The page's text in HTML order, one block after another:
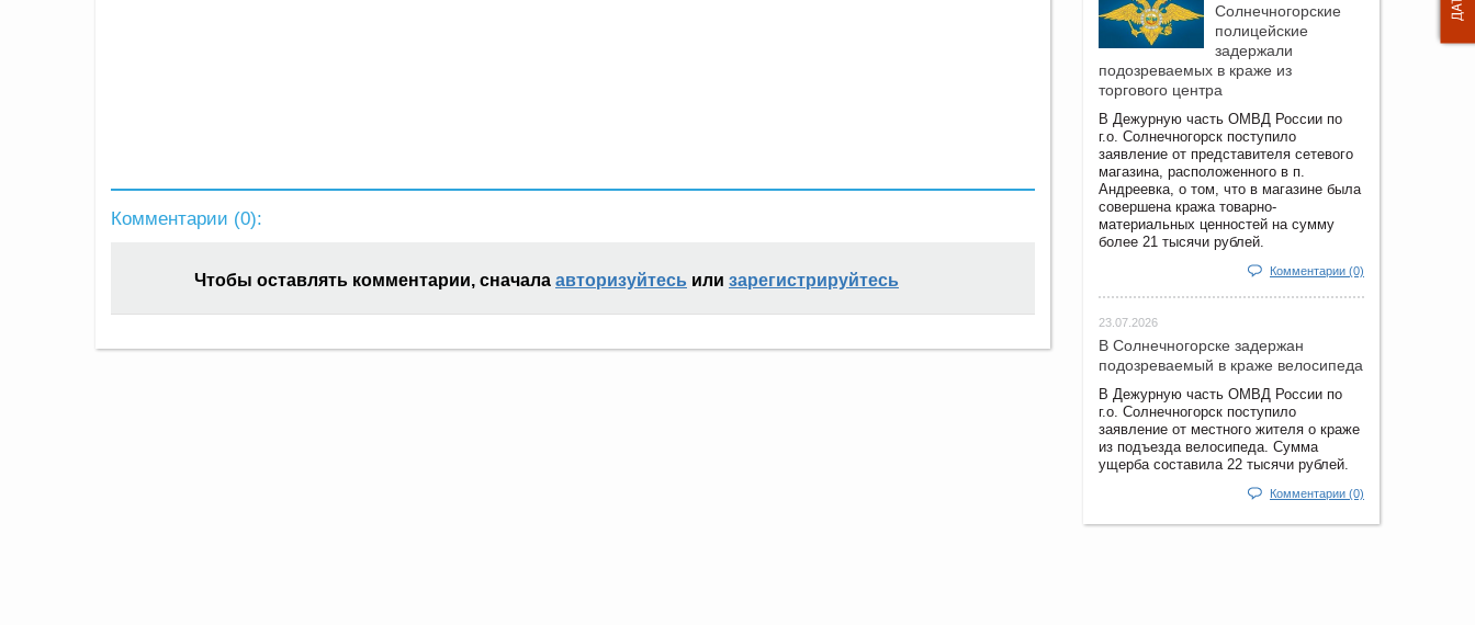
Комментарии (0):
Чтобы оставлять комментарии, сначала авторизуйтесь или зарегистрируйтесь
Солнечногорские
полицейские
задержали
подозреваемых в краже из
торгового центра
В Дежурную часть ОМВД России по
г.о. Солнечногорск поступило
заявление от представителя сетевого
магазина, расположенного в п.
Андреевка, о том, что в магазине была
совершена кража товарно-
материальных ценностей на сумму
более 21 тысячи рублей.
Комментарии (0)
23.07.2026
В Солнечногорске задержан
подозреваемый в краже велосипеда
В Дежурную часть ОМВД России по
г.о. Солнечногорск поступило
заявление от местного жителя о краже
из подъезда велосипеда. Сумма
ущерба составила 22 тысячи рублей.
Комментарии (0)